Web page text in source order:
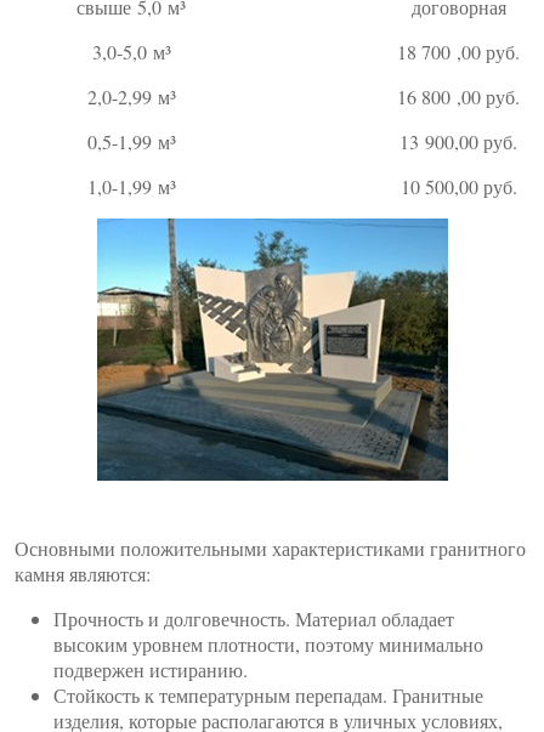
свыше 5,0 м³
договорная
3,0-5,0 м³
18 700 ,00 руб.
2,0-2,99 м³
16 800 ,00 руб.
0,5-1,99 м³
13 900,00 руб.
1,0-1,99 м³
10 500,00 руб.
Основными положительными характеристиками гранитного
камня являются:
Прочность и долговечность. Материал обладает
высоким уровнем плотности, поэтому минимально
подвержен истиранию.
Стойкость к температурным перепадам. Гранитные
изделия, которые располагаются в уличных условиях,